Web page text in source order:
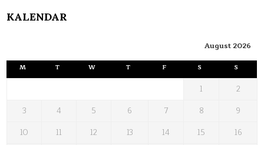
KALENDAR
August 2026
M T W T F S S
1
2
3
4 5 6 7 8
9
10
11 12 13 14 15
16